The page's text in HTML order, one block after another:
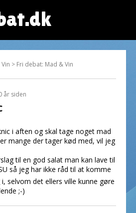
> Fri debat: Mad & Vin
år siden
i aften og skal tage noget mad
mange der tager kød med, vil jeg
til en god salat man kan lave til
så jeg har ikke råd til at komme
selvom det ellers ville kunne gøre
;-)